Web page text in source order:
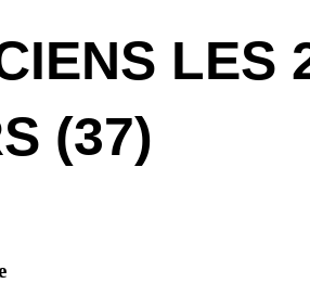
LES
(37)